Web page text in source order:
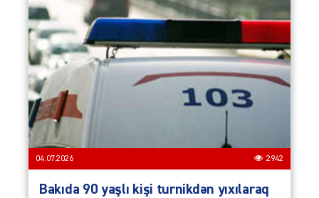
04.07.2026 2942
Bakıda 90 yaşlı kişi turnikdən yıxılaraq